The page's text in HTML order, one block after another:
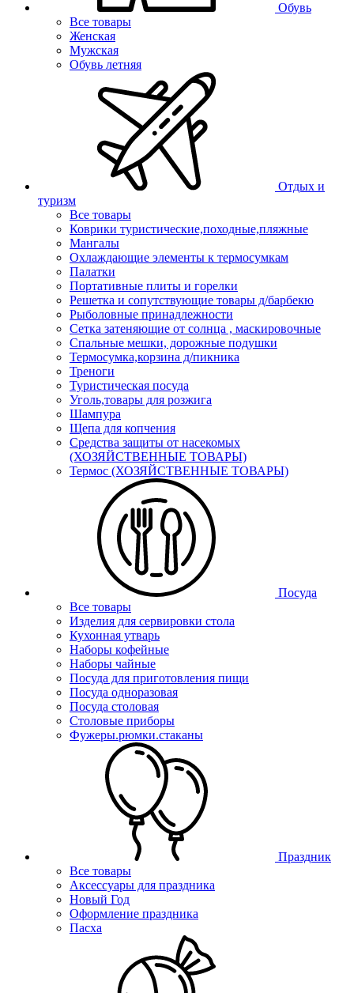
Обувь
Все товары
Женская
Мужская
Обувь летняя
Отдых и
туризм
Все товары
Коврики туристические,походные,пляжные
Мангалы
Охлаждающие элементы к термосумкам
Палатки
Портативные плиты и горелки
Решетка и сопутствующие товары д/барбекю
Рыболовные принадлежности
Сетка затеняющие от солнца , маскировочные
Спальные мешки, дорожные подушки
Термосумка,корзина д/пикника
Треноги
Туристическая посуда
Уголь,товары для розжига
Шампура
Щепа для копчения
Средства защиты от насекомых
(ХОЗЯЙСТВЕННЫЕ ТОВАРЫ)
Термос (ХОЗЯЙСТВЕННЫЕ ТОВАРЫ)
Посуда
Все товары
Изделия для сервировки стола
Кухонная утварь
Наборы кофейные
Наборы чайные
Посуда для приготовления пищи
Посуда одноразовая
Посуда столовая
Столовые приборы
Фужеры.рюмки.стаканы
Праздник
Все товары
Аксессуары для праздника
Новый Год
Оформление праздника
Пасха